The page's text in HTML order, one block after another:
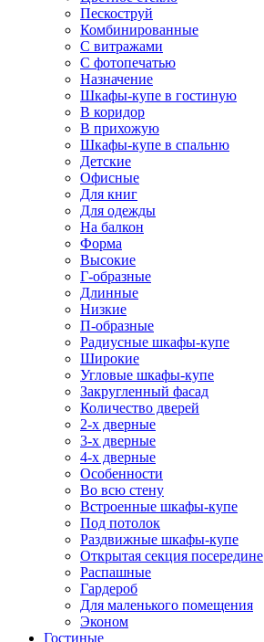
Пескоструй
Комбинированные
С витражами
С фотопечатью
Назначение
Шкафы-купе в гостиную
В коридор
В прихожую
Шкафы-купе в спальню
Детские
Офисные
Для книг
Для одежды
На балкон
Форма
Высокие
Г-образные
Длинные
Низкие
П-образные
Радиусные шкафы-купе
Широкие
Угловые шкафы-купе
Закругленный фасад
Количество дверей
2-х дверные
3-х дверные
4-х дверные
Особенности
Во всю стену
Встроенные шкафы-купе
Под потолок
Раздвижные шкафы-купе
Открытая секция посередине
Распашные
Гардероб
Для маленького помещения
Эконом
Гостиные